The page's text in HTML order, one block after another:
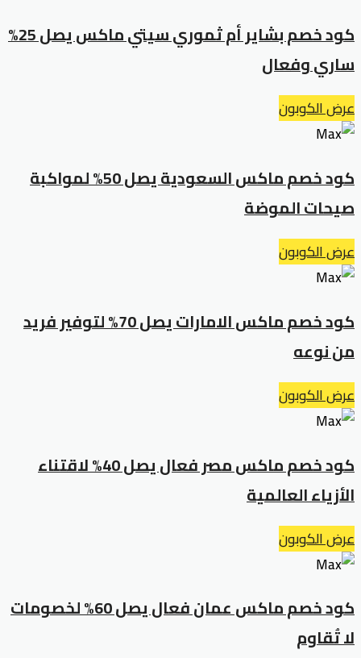
كود خصم بشاير أم ثموري سيتي ماكس يصل 25%
ساري وفعال
عرض الكوبون
كود خصم ماكس السعودية يصل 50% لمواكبة
صيحات الموضة
عرض الكوبون
كود خصم ماكس الامارات يصل 70% لتوفير فريد
من نوعه
عرض الكوبون
كود خصم ماكس مصر فعال يصل 40% لاقتناء
الأزياء العالمية
عرض الكوبون
كود خصم ماكس عمان فعال يصل 60% لخصومات
لا تُقاوم